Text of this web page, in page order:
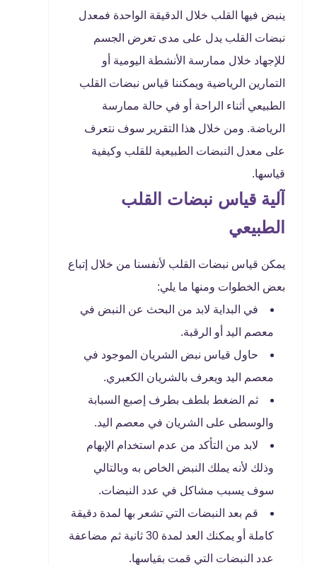
ينبض فيها القلب خلال الدقيقة الواحدة فمعدل
نبضات القلب يدل على مدى تعرض الجسم
للإجهاد خلال ممارسة الأنشطة اليومية أو
التمارين الرياضية ويمكننا قياس نبضات القلب
الطبيعي أثناء الراحة أو في حالة ممارسة
الرياضة. ومن خلال هذا التقرير سوف نتعرف
على معدل النبضات الطبيعية للقلب وكيفية
قياسها.
آلية قياس نبضات القلب
الطبيعي
يمكن قياس نبضات القلب لأنفسنا من خلال إتباع
بعض الخطوات ومنها ما يلي:
في البداية لابد من البحث عن النبض في
معصم اليد أو الرقبة.
حاول قياس نبض الشريان الموجود في
معصم اليد ويعرف بالشريان الكعبري.
ثم الضغط بلطف بطرف إصبع السبابة
والوسطى على الشريان في معصم اليد.
لابد من التأكد من عدم استخدام الإبهام
وذلك لأنه يملك النبض الخاص به وبالتالي
سوف يسبب مشاكل في عدد النبضات.
قم بعد النبضات التي تشعر بها لمدة دقيقة
كاملة أو يمكنك العد لمدة 30 ثانية ثم مضاعفة
عدد النبضات التي قمت بقياسها.